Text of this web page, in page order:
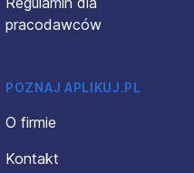
pracodawców
POZNAJ APLIKUJ.PL
O firmie
Kontakt